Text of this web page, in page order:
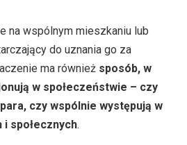
na wspólnym mieszkaniu lub
do uznania go za
ma również sposób, w
w społeczeństwie – czy
czy wspólnie występują w
społecznych.